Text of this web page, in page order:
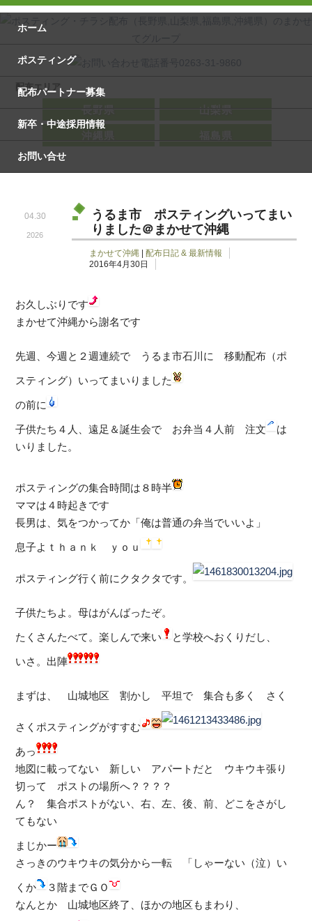
配布エリア
ホーム
ポスティング
配布パートナー募集
新卒・中途採用情報
お問い合せ
うるま市 ポスティングいってまい
りました＠まかせて沖縄
まかせて沖縄
配布日記 & 最新情報
2016年4月30日
2026
04.30
お久しぶりです
まかせて沖縄から謝名です
先週、今週と２週連続で うるま市石川に 移動配布（ポ
スティング）いってまいりました
の前に
子供たち４人、遠足＆誕生会で お弁当４人前 注文
は
いりました。
ポスティングの集合時間は８時半
ママは４時起きです
長男は、気をつかってか「俺は普通の弁当でいいよ」
息子よｔｈａｎｋ ｙｏｕ
ポスティング行く前にクタクタです。
子供たちよ。母はがんばったぞ。
たくさんたべて。楽しんで来い と学校へおくりだし、
いさ。出陣
まずは、 山城地区 割かし 平坦で 集合も多く さく
さくポスティングがすすむ
あっ
地図に載ってない 新しい アパートだと ウキウキ張り
切って ポストの場所へ？？？？
ん？ 集合ポストがない、右、左、後、前、どこをさがし
てもない
まじかー
さっきのウキウキの気分から一転 「しゃーない（泣）い
くか
３階までＧＯ
なんとか 山城地区終了、ほかの地区もまわり、